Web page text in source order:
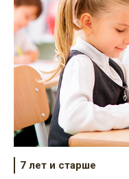
Жизнь
Хобби
Красота
Недвижимость
7 лет и старше